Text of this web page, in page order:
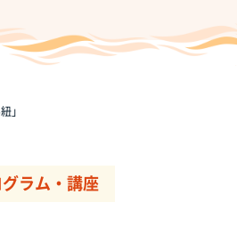
」
ラム・講座